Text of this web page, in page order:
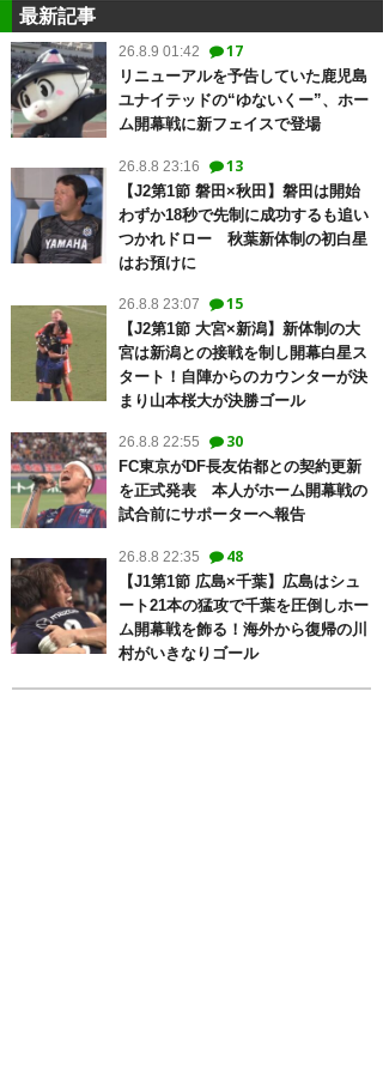
最新記事
26.8.9 01:42 17
リニューアルを予告していた鹿児島
ユナイテッドの“ゆないくー”、ホー
ム開幕戦に新フェイスで登場
26.8.8 23:16 13
【J2第1節 磐田×秋田】磐田は開始
わずか18秒で先制に成功するも追い
つかれドロー 秋葉新体制の初白星
はお預けに
26.8.8 23:07 15
【J2第1節 大宮×新潟】新体制の大
宮は新潟との接戦を制し開幕白星ス
タート！自陣からのカウンターが決
まり山本桜大が決勝ゴール
26.8.8 22:55 30
FC東京がDF長友佑都との契約更新
を正式発表 本人がホーム開幕戦の
試合前にサポーターへ報告
26.8.8 22:35 48
【J1第1節 広島×千葉】広島はシュ
ート21本の猛攻で千葉を圧倒しホー
ム開幕戦を飾る！海外から復帰の川
村がいきなりゴール